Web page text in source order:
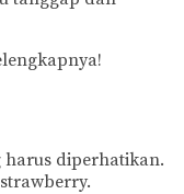
harus diperhatikan.